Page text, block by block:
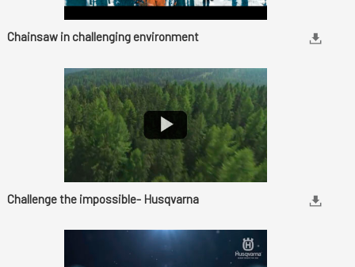
Chainsaw in challenging environment
Challenge the impossible- Husqvarna